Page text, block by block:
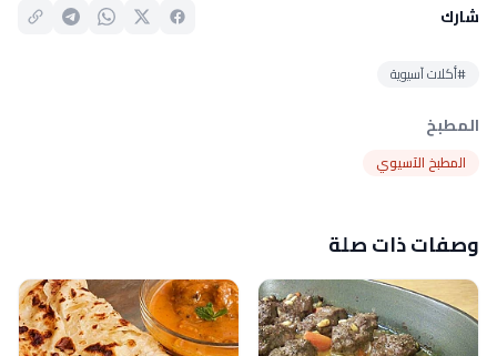
شارك
#أكلات آسيوية
المطبخ
المطبخ الآسيوي
وصفات ذات صلة